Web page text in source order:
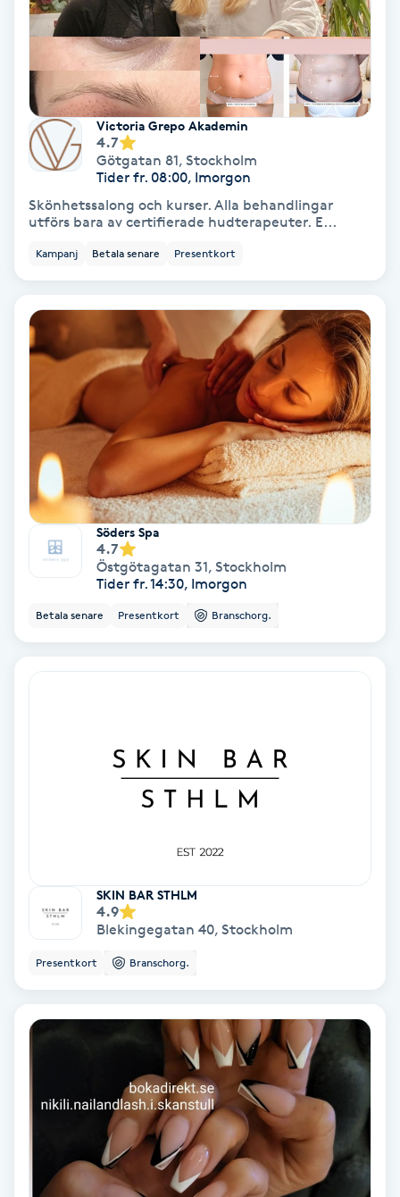
Sockring
Spa manikyr & pedikyr
Spa-manikyr
Spa-pedikyr
Spraytan
Stylist
Sugaring
Svensk massage
Svettbehandling
Tuina-massage
Taktil massage
Tatueringsborttagning
Thaimassage
Toning
Torr hårbotten
Torrborstning
Triggerpunktsmassage
Träning
Victoria Grepo Akademin
4.7
Götgatan 81, Stockholm
Tider fr. 08:00, Imorgon
Skönhetssalong och kurser. Alla behandlingar
utförs bara av certifierade hudterapeuter. E...
Kampanj Betala senare Presentkort
Söders Spa
4.7
Östgötagatan 31, Stockholm
Tider fr. 14:30, Imorgon
Betala senare Presentkort Branschorg.
SKIN BAR STHLM
4.9
Blekingegatan 40, Stockholm
Presentkort Branschorg.